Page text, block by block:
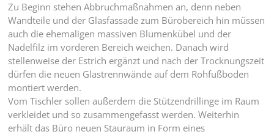
Zu Beginn stehen Abbruchmaßnahmen an, denn neben
Wandteile und der Glasfassade zum Bürobereich hin müssen
auch die ehemaligen massiven Blumenkübel und der
Nadelfilz im vorderen Bereich weichen. Danach wird
stellenweise der Estrich ergänzt und nach der Trocknungszeit
dürfen die neuen Glastrennwände auf dem Rohfußboden
montiert werden.
Vom Tischler sollen außerdem die Stützendrillinge im Raum
verkleidet und so zusammengefasst werden. Weiterhin
erhält das Büro neuen Stauraum in Form eines